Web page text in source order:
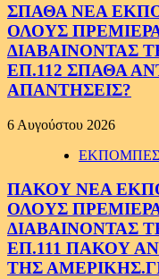
ΣΠΑΘΑ ΝΕΑ
ΟΛΟΥΣ
ΔΙΑΒΑΙΝΟΝΤΑΣ
ΕΠ.112 ΣΠΑΘΑ
ΑΠΑΝΤΗΣΕΙΣ?
6 Αυγούστου 2026
ΠΑΚΟΥ ΝΕΑ
ΟΛΟΥΣ
ΔΙΑΒΑΙΝΟΝΤΑΣ
ΕΠ.111 ΠΑΚΟΥ
ΤΗΣ